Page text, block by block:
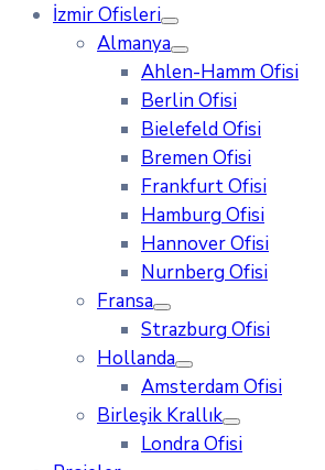
İzmir Ofisleri
Almanya
Ahlen-Hamm Ofisi
Berlin Ofisi
Bielefeld Ofisi
Bremen Ofisi
Frankfurt Ofisi
Hamburg Ofisi
Hannover Ofisi
Nurnberg Ofisi
Fransa
Strazburg Ofisi
Hollanda
Amsterdam Ofisi
Birleşik Krallık
Londra Ofisi